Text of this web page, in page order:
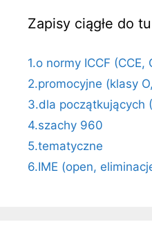
Zapisy ciągłe do
1.o normy ICCF (CCE,
2.promocyjne (klasy
3.dla początkujących
4.szachy 960
5.tematyczne
6.IME (open,